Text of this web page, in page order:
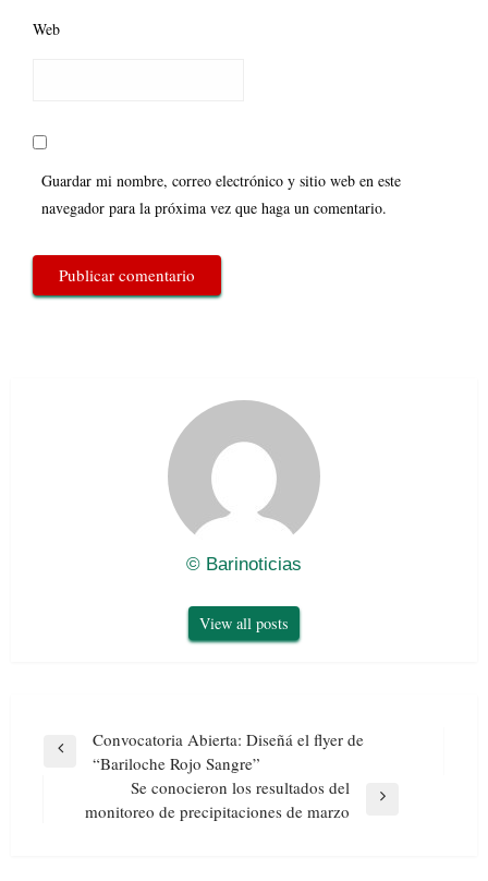
Web
Guardar mi nombre, correo electrónico y sitio web en este
navegador para la próxima vez que haga un comentario.
© Barinoticias
View all posts
Navegación
Previous
Convocatoria Abierta: Diseñá el flyer de
“Bariloche Rojo Sangre”
Next
Se conocieron los resultados del
monitoreo de precipitaciones de marzo